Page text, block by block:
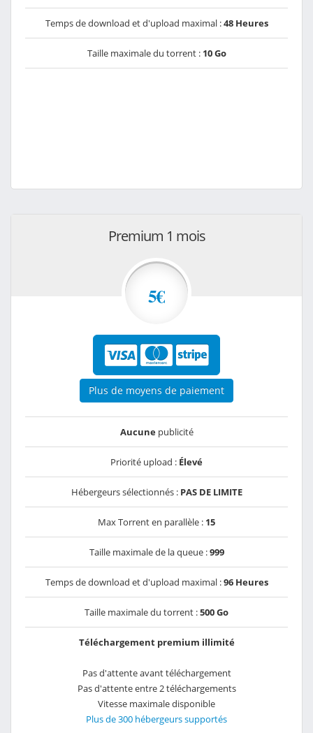
Temps de download et d'upload maximal :48 Heures
Taille maximale du torrent : 10 Go
Premium 1 mois
5€
Plus de moyens de paiement
Aucunepublicité
Priorité upload : Élevé
Hébergeurs sélectionnés : PAS DE LIMITE
Max Torrent en parallèle : 15
Taille maximale de la queue :999
Temps de download et d'upload maximal :96 Heures
Taille maximale du torrent :500 Go
Téléchargement premium illimité
Pas d'attente avant téléchargement
Pas d'attente entre 2 téléchargements
Vitesse maximale disponible
Plus de 300 hébergeurs supportés